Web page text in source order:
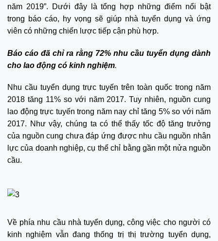
năm 2019”. Dưới đây là tổng hợp những điểm nổi bật
trong báo cáo, hy vọng sẽ giúp nhà tuyển dụng và ứng
viên có những chiến lược tiếp cận phù hợp.
Báo cáo đã chỉ ra rằng 72% nhu cầu tuyển dụng dành
cho lao động có kinh nghiệm.
Nhu cầu tuyển dụng trực tuyến trên toàn quốc trong năm
2018 tăng 11% so với năm 2017. Tuy nhiên, nguồn cung
lao động trực tuyến trong năm nay chỉ tăng 5% so với năm
2017. Như vậy, chúng ta có thể thấy tốc độ tăng trưởng
của nguồn cung chưa đáp ứng được nhu cầu nguồn nhân
lực của doanh nghiệp, cụ thể chỉ bằng gần một nửa nguồn
cầu.
Về phía nhu cầu nhà tuyển dụng, công việc cho người có
kinh nghiệm vẫn đang thống trị thị trường tuyển dụng,